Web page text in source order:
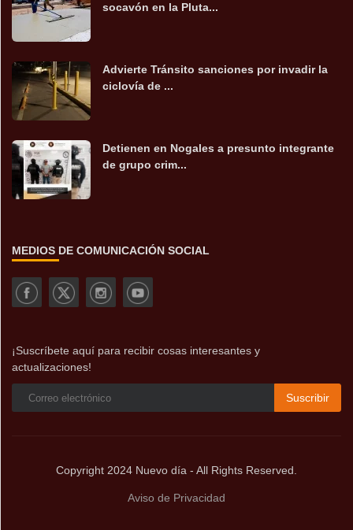
socavón en la Pluta...
Advierte Tránsito sanciones por invadir la
ciclovía de ...
Detienen en Nogales a presunto integrante
de grupo crim...
MEDIOS DE COMUNICACIÓN SOCIAL
¡Suscríbete aquí para recibir cosas interesantes y
actualizaciones!
Suscribir
Copyright 2024 Nuevo día - All Rights Reserved.
Aviso de Privacidad